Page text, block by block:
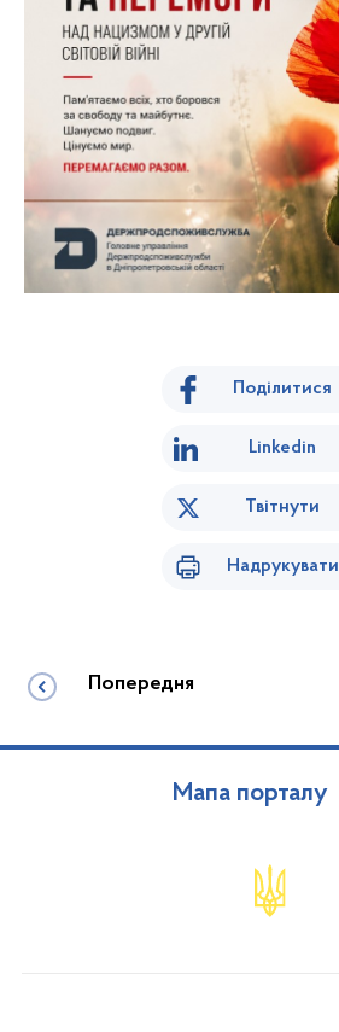
Поділитися
Linkedin
Твітнути
Надрукувати
Попередня
Мапа порталу